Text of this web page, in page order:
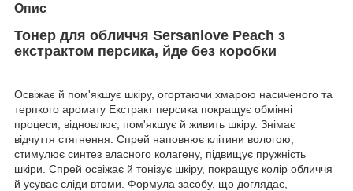
Опис
Тонер для обличчя Sersanlove Peach з
екстрактом персика, йде без коробки
Освіжає й пом'якшує шкіру, огортаючи хмарою насиченого та
терпкого аромату Екстракт персика покращує обмінні
процеси, відновлює, пом'якшує й живить шкіру. Знімає
відчуття стягнення. Спрей наповнює клітини вологою,
стимулює синтез власного колагену, підвищує пружність
шкіри. Спрей освіжає й тонізує шкіру, покращує колір обличчя
й усуває сліди втоми. Формула засобу, що доглядає,